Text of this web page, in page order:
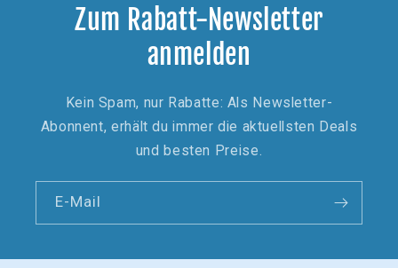
Zum Rabatt-Newsletter
anmelden
Kein Spam, nur Rabatte: Als Newsletter-
Abonnent, erhält du immer die aktuellsten Deals
und besten Preise.
E-Mail